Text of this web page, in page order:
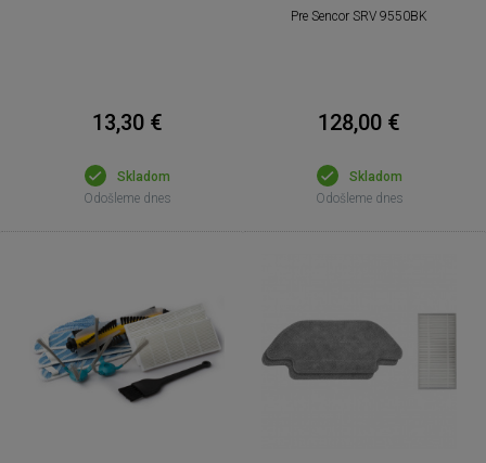
13,30 €
Skladom
Odošleme dnes
Pre Sencor SRV 9550BK
128,00 €
Skladom
Odošleme dnes